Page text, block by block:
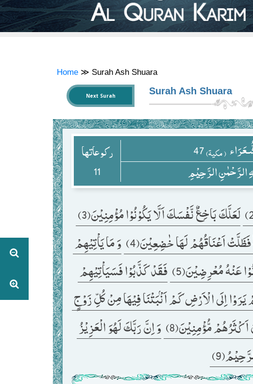
Home ≫ Surah Ash Shuara
Surah Ash Shuara
Next Surah
( مکیۃ)47
ركوعاتها
11
الرَّحْمٰنِ الرَّحِیْمِ
لَعَلَّكَ بَاخِعٌ نَّفْسَكَ اَلَّا یَكُوْنُوْا مُؤْمِنِیْنَ(3)
اَعْنَاقُهُمْ لَهَا خٰضِعِیْنَ(4)
عَنْهُ مُعْرِضِیْنَ(5)
مُّؤْمِنِیْنَ(8)